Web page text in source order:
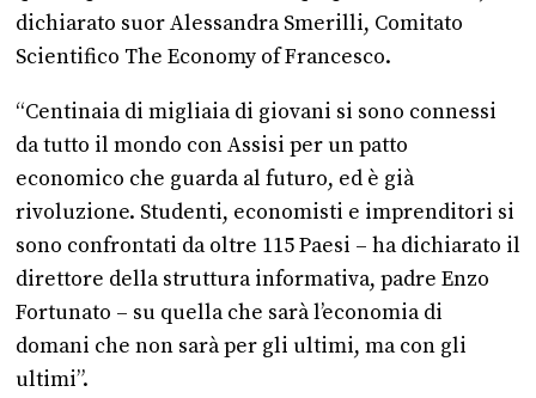
dichiarato suor Alessandra Smerilli, Comitato
Scientifico The Economy of Francesco.
“Centinaia di migliaia di giovani si sono connessi
da tutto il mondo con Assisi per un patto
economico che guarda al futuro, ed è già
rivoluzione. Studenti, economisti e imprenditori si
sono confrontati da oltre 115 Paesi – ha dichiarato il
direttore della struttura informativa, padre Enzo
Fortunato – su quella che sarà l’economia di
domani che non sarà per gli ultimi, ma con gli
ultimi”.